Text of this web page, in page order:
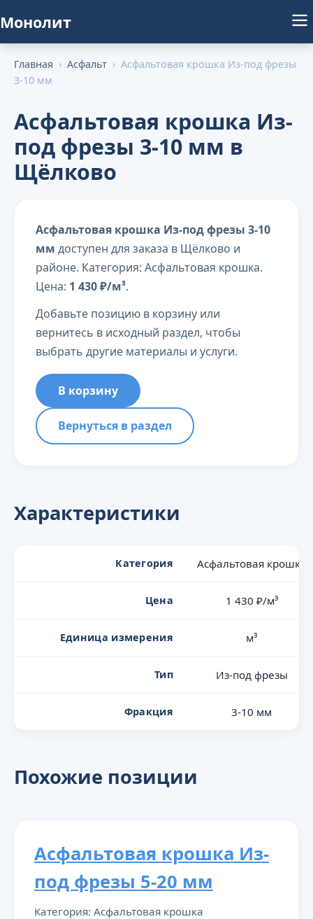
Монолит
Главная › Асфальт › Асфальтовая крошка Из-под фрезы
3-10 мм
Асфальтовая крошка Из-
под фрезы 3-10 мм в
Щёлково
Асфальтовая крошка Из-под фрезы 3-10
мм доступен для заказа в Щёлково и
районе. Категория: Асфальтовая крошка.
Цена: 1 430 ₽/м³.
Добавьте позицию в корзину или
вернитесь в исходный раздел, чтобы
выбрать другие материалы и услуги.
В корзину
Вернуться в раздел
Характеристики
Категория Асфальтовая крошка
Цена 1 430 ₽/м³
Единица измерения м³
Тип Из-под фрезы
Фракция 3-10 мм
Похожие позиции
Асфальтовая крошка Из-
под фрезы 5-20 мм
Категория: Асфальтовая крошка